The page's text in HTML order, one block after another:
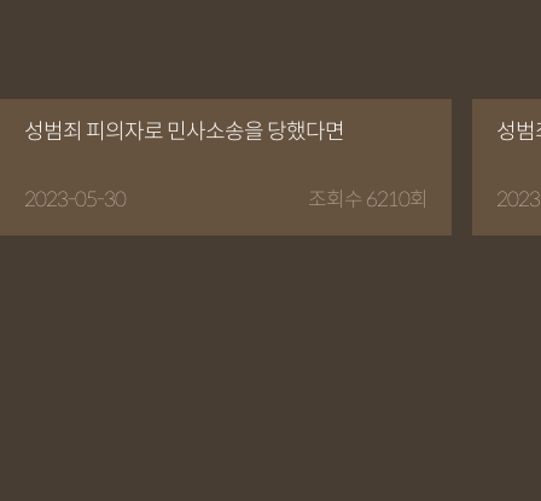
성범죄 피의자로 민사소송을 당했다면
2023-05-30 조회수 6210회
성범